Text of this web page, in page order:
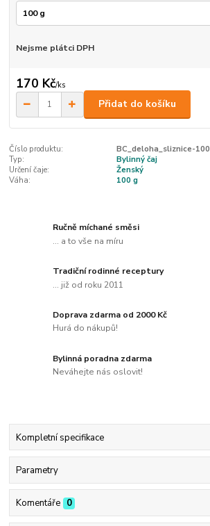
Nejsme plátci DPH
170 Kč/ks
Přidat do košíku
Číslo produktu:
BC_deloha_sliznice-100
Typ:
Bylinný čaj
Určení čaje:
Ženský
Váha:
100 g
Ručně míchané směsi
... a to vše na míru
Tradiční rodinné receptury
... již od roku 2011
Doprava zdarma od 2000 Kč
Hurá do nákupů!
Bylinná poradna zdarma
Neváhejte nás oslovit!
Kompletní specifikace
Parametry
Komentáře 0